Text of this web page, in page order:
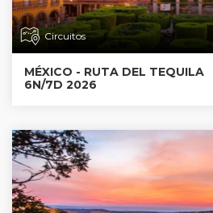
Circuitos
MÉXICO - RUTA DEL TEQUILA
6N/7D 2026